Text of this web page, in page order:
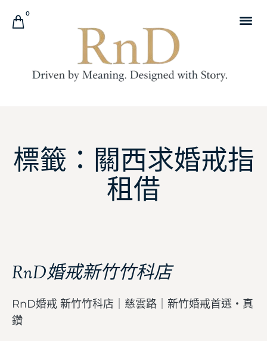
0
標籤：關西求婚戒指
租借
RnD婚戒新竹竹科店
RnD婚戒 新竹竹科店｜慈雲路｜新竹婚戒首選・真
鑽